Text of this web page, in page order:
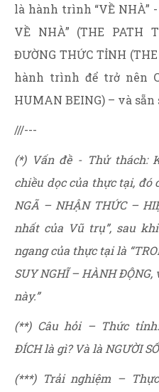
là hành trình “VỀ NHÀ”
VỀ NHÀ” (THE PATH
ĐƯỜNG THỨC TỈNH
hành trình để trở nên
HUMAN BEING) – và
///---
(*) Vấn đề - Thử thách:
chiều dọc của thực tại, đó
NGÃ – NHẬN THỨC –
nhất của Vũ trụ”, sau
ngang của thực tại là
SUY NGHĨ – HÀNH
này.”
(**) Câu hỏi – Thức tỉnh:
ĐÍCH là gì? Và là NGƯỜI
(***) Trải nghiệm –